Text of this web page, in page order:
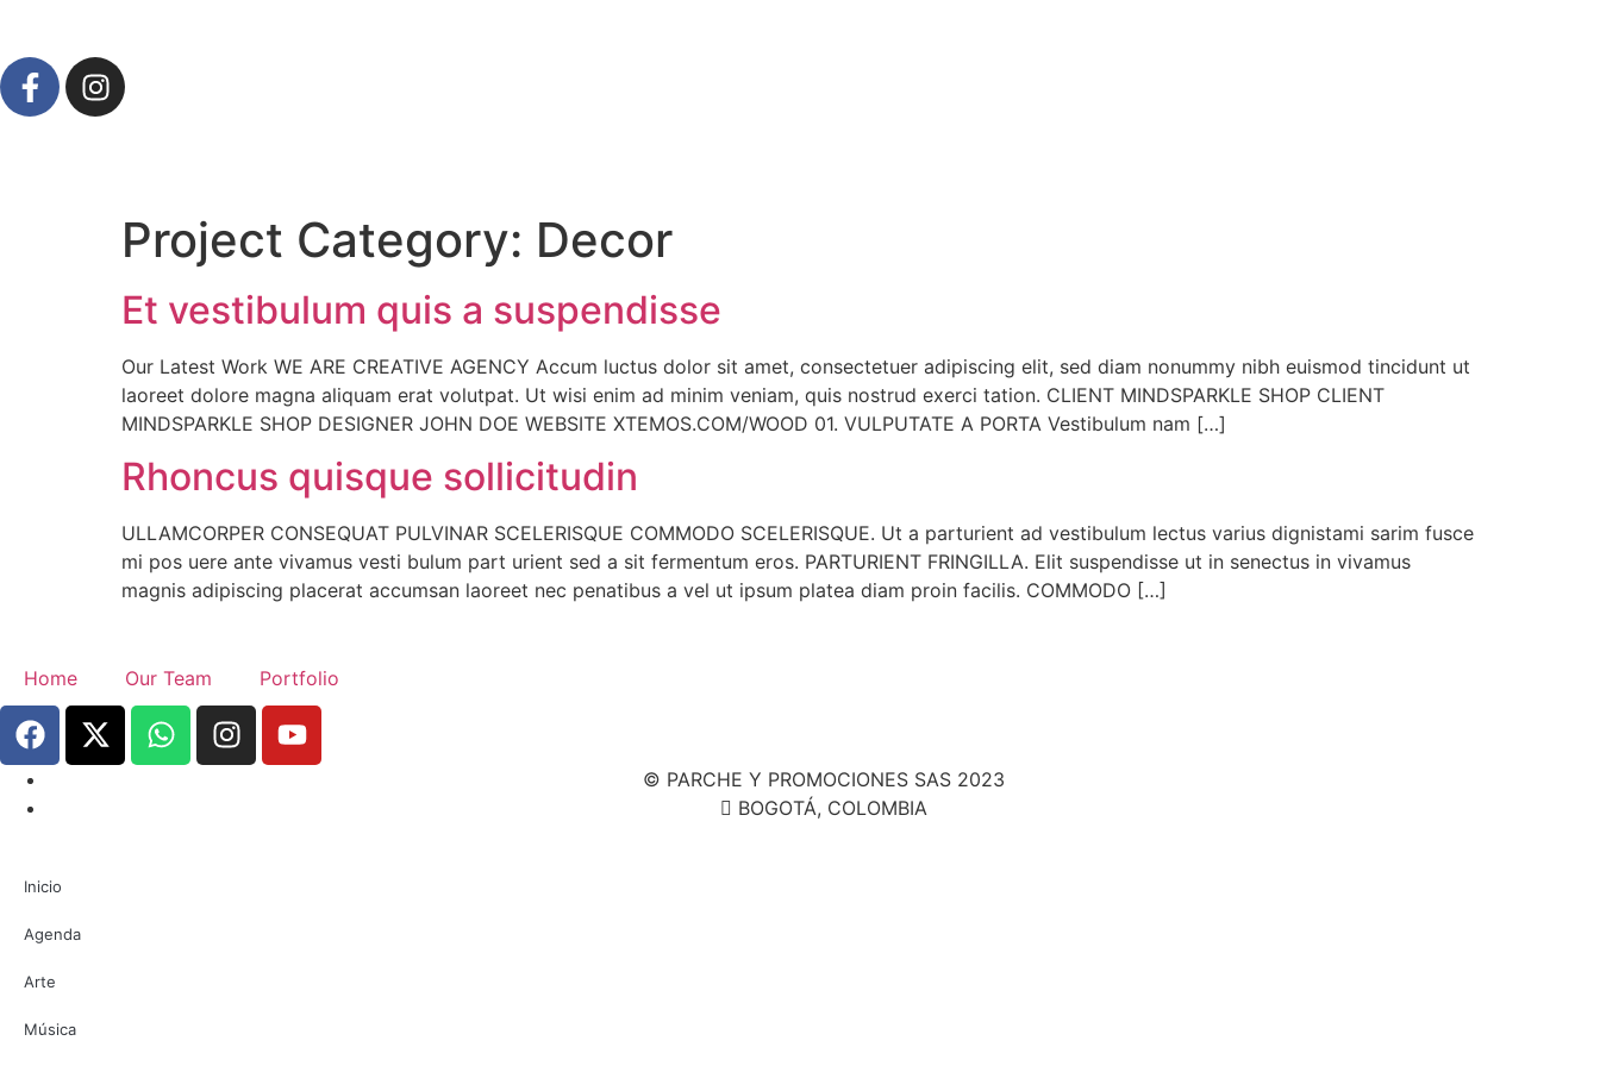
Project Category: Decor
Et vestibulum quis a suspendisse
Our Latest Work WE ARE CREATIVE AGENCY Accum luctus dolor sit amet, consectetuer adipiscing elit, sed diam nonummy nibh euismod tincidunt ut
laoreet dolore magna aliquam erat volutpat. Ut wisi enim ad minim veniam, quis nostrud exerci tation. CLIENT MINDSPARKLE SHOP CLIENT
MINDSPARKLE SHOP DESIGNER JOHN DOE WEBSITE XTEMOS.COM/WOOD 01. VULPUTATE A PORTA Vestibulum nam […]
Rhoncus quisque sollicitudin
ULLAMCORPER CONSEQUAT PULVINAR SCELERISQUE COMMODO SCELERISQUE. Ut a parturient ad vestibulum lectus varius dignistami sarim fusce
mi pos uere ante vivamus vesti bulum part urient sed a sit fermentum eros. PARTURIENT FRINGILLA. Elit suspendisse ut in senectus in vivamus
magnis adipiscing placerat accumsan laoreet nec penatibus a vel ut ipsum platea diam proin facilis. COMMODO […]
Home Our Team Portfolio
© PARCHE Y PROMOCIONES SAS 2023
BOGOTÁ, COLOMBIA
Inicio
Agenda
Arte
Música